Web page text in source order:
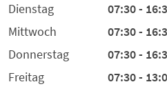
Dienstag
07:30 -
Mittwoch
07:30 -
Donnerstag
07:30 -
Freitag
07:30 -